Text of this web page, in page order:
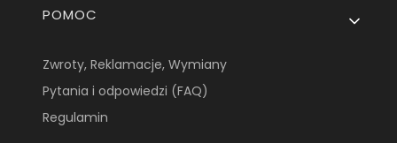
Linki w stopce
POMOC
Zwroty, Reklamacje, Wymiany
Pytania i odpowiedzi (FAQ)
Regulamin